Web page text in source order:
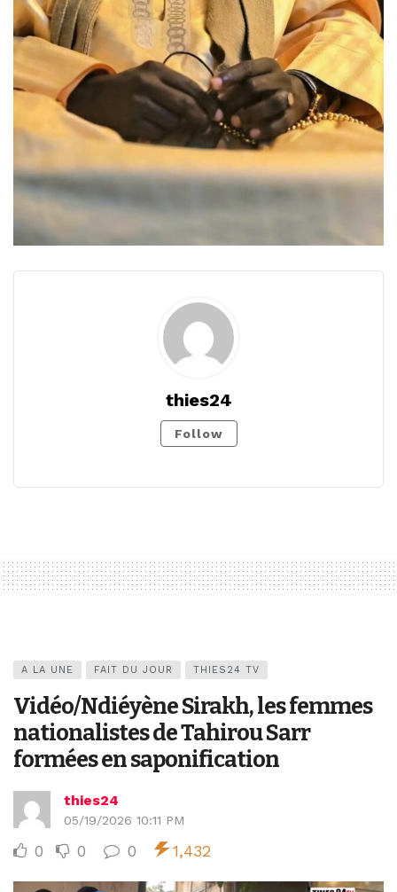
thies24
Follow
A LA UNE FAIT DU JOUR THIES24 TV
Vidéo/Ndiéyène Sirakh, les femmes
nationalistes de Tahirou Sarr
formées en saponification
thies24
05/19/2026 10:11 PM
0 0 0 1,432